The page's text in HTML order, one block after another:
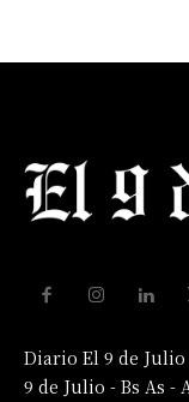
Diario El 9 de Julio
9 de Julio - Bs As -